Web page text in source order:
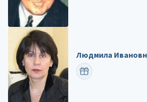
Людмила
ПОЗДРАВИТЬ